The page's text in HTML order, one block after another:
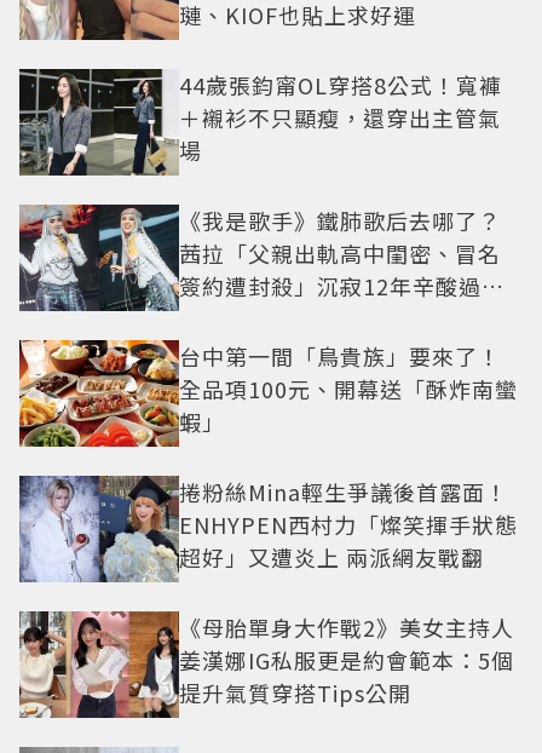
璉、KIOF也貼上求好運
44歲張鈞甯OL穿搭8公式！寬褲
＋襯衫不只顯瘦，還穿出主管氣
場
《我是歌手》鐵肺歌后去哪了？
茜拉「父親出軌高中閨密、冒名
簽約遭封殺」沉寂12年辛酸過往
台中第一間「鳥貴族」要來了！
全品項100元、開幕送「酥炸南蠻
蝦」
捲粉絲Mina輕生爭議後首露面！
ENHYPEN西村力「燦笑揮手狀態
超好」又遭炎上 兩派網友戰翻
《母胎單身大作戰2》美女主持人
姜漢娜IG私服更是約會範本：5個
提升氣質穿搭Tips公開